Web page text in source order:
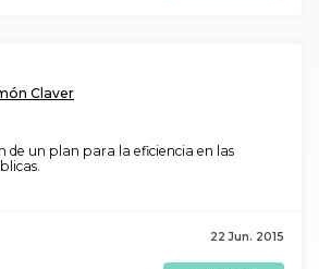
Claver
de un plan para la eficiencia en las
22 Jun. 2015